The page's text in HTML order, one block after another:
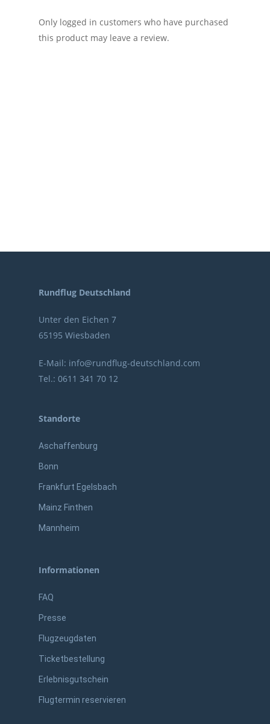
Only logged in customers who have purchased
this product may leave a review.
Rundflug Deutschland
Unter den Eichen 7
65195 Wiesbaden
E-Mail: info@rundflug-deutschland.com
Tel.: 0611 341 70 12
Standorte
Aschaffenburg
Bonn
Frankfurt Egelsbach
Mainz Finthen
Mannheim
Informationen
FAQ
Presse
Flugzeugdaten
Ticketbestellung
Erlebnisgutschein
Flugtermin reservieren